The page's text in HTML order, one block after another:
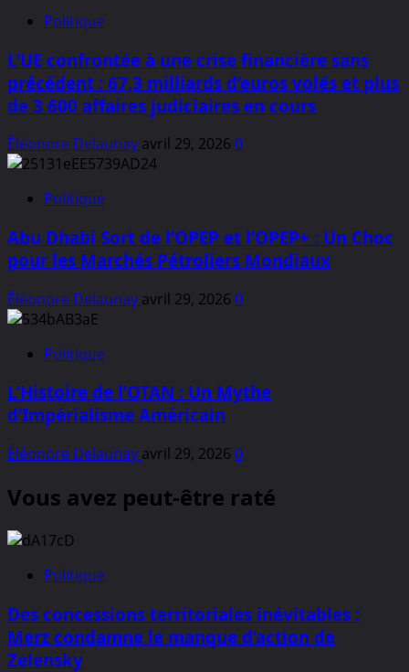
Politique
L’UE confrontée à une crise financière sans
précédent : 67,3 milliards d’euros volés et plus
de 3 600 affaires judiciaires en cours
Éléonore Delaunay avril 29, 2026 0
Politique
Abu Dhabi Sort de l’OPEP et l’OPEP+ : Un Choc
pour les Marchés Pétroliers Mondiaux
Éléonore Delaunay avril 29, 2026 0
Politique
L’Histoire de l’OTAN : Un Mythe
d’Impérialisme Américain
Éléonore Delaunay avril 29, 2026 0
Vous avez peut-être raté
Politique
Des concessions territoriales inévitables :
Merz condamne le manque d’action de
Zelensky